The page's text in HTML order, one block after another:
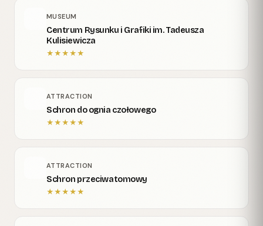
MUSEUM
Centrum Rysunku i Grafiki im. Tadeusza
Kulisiewicza
★★★★★
ATTRACTION
Schron do ognia czołowego
★★★★★
ATTRACTION
Schron przeciwatomowy
★★★★★